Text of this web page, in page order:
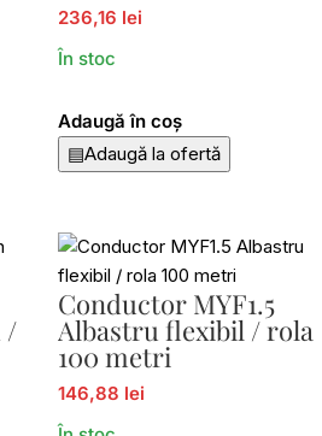
236,16 lei
În stoc
Adaugă în coș
▤Adaugă la ofertă
Conductor MYF1.5
Albastru flexibil / rola
100 metri
146,88 lei